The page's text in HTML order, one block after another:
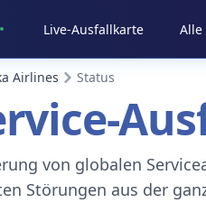
Live-Ausfallkarte
Airlines Status
von globalen
Störungen aus der